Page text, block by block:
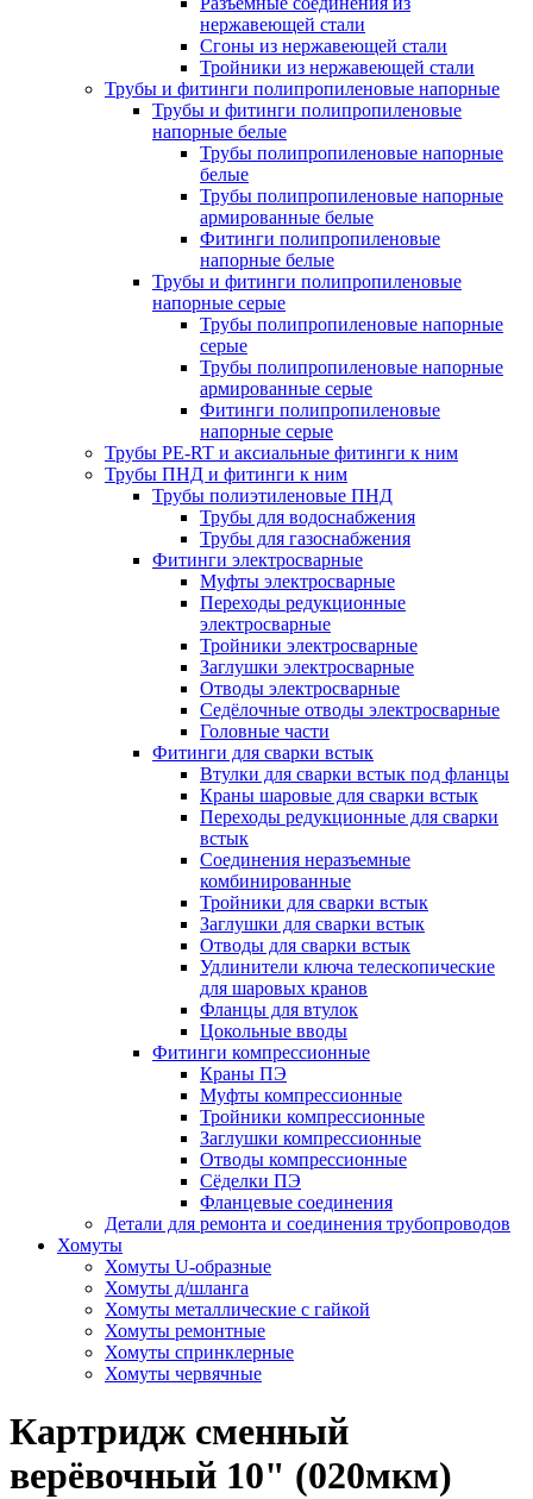
нержавеющей стали
Сгоны из нержавеющей стали
Тройники из нержавеющей стали
Трубы и фитинги полипропиленовые напорные
Трубы и фитинги полипропиленовые
напорные белые
Трубы полипропиленовые напорные
белые
Трубы полипропиленовые напорные
армированные белые
Фитинги полипропиленовые
напорные белые
Трубы и фитинги полипропиленовые
напорные серые
Трубы полипропиленовые напорные
серые
Трубы полипропиленовые напорные
армированные серые
Фитинги полипропиленовые
напорные серые
Трубы PE-RT и аксиальные фитинги к ним
Трубы ПНД и фитинги к ним
Трубы полиэтиленовые ПНД
Трубы для водоснабжения
Трубы для газоснабжения
Фитинги электросварные
Муфты электросварные
Переходы редукционные
электросварные
Тройники электросварные
Заглушки электросварные
Отводы электросварные
Седёлочные отводы электросварные
Головные части
Фитинги для сварки встык
Втулки для сварки встык под фланцы
Краны шаровые для сварки встык
Переходы редукционные для сварки
встык
Соединения неразъемные
комбинированные
Тройники для сварки встык
Заглушки для сварки встык
Отводы для сварки встык
Удлинители ключа телескопические
для шаровых кранов
Фланцы для втулок
Цокольные вводы
Фитинги компрессионные
Краны ПЭ
Муфты компрессионные
Тройники компрессионные
Заглушки компрессионные
Отводы компрессионные
Сёделки ПЭ
Фланцевые соединения
Детали для ремонта и соединения трубопроводов
Хомуты
Хомуты U-образные
Хомуты д/шланга
Хомуты металлические с гайкой
Хомуты ремонтные
Хомуты спринклерные
Хомуты червячные
Картридж сменный
верёвочный 10" (020мкм)